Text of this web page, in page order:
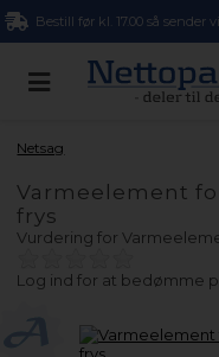
Bestill før kl. 17.00 så sender
Netsag
Varmeelement
frys
Vurdering for
Log ind for at bedømme